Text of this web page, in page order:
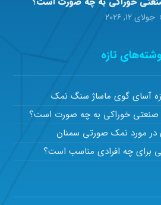
جولای ۱۲, ۲۰۲۶
تازه
آسای گوی ماساژ سنگ نمک
صنعتی خوراکی به چه صورت است؟
مورد نمک صورتی سمنان
برای چه افرادی مناسب است؟